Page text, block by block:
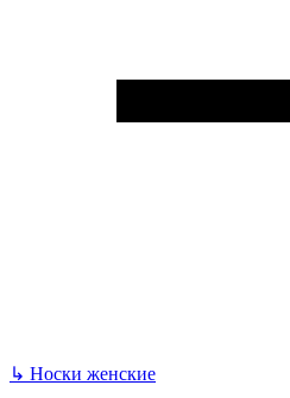
↳ Носки женские